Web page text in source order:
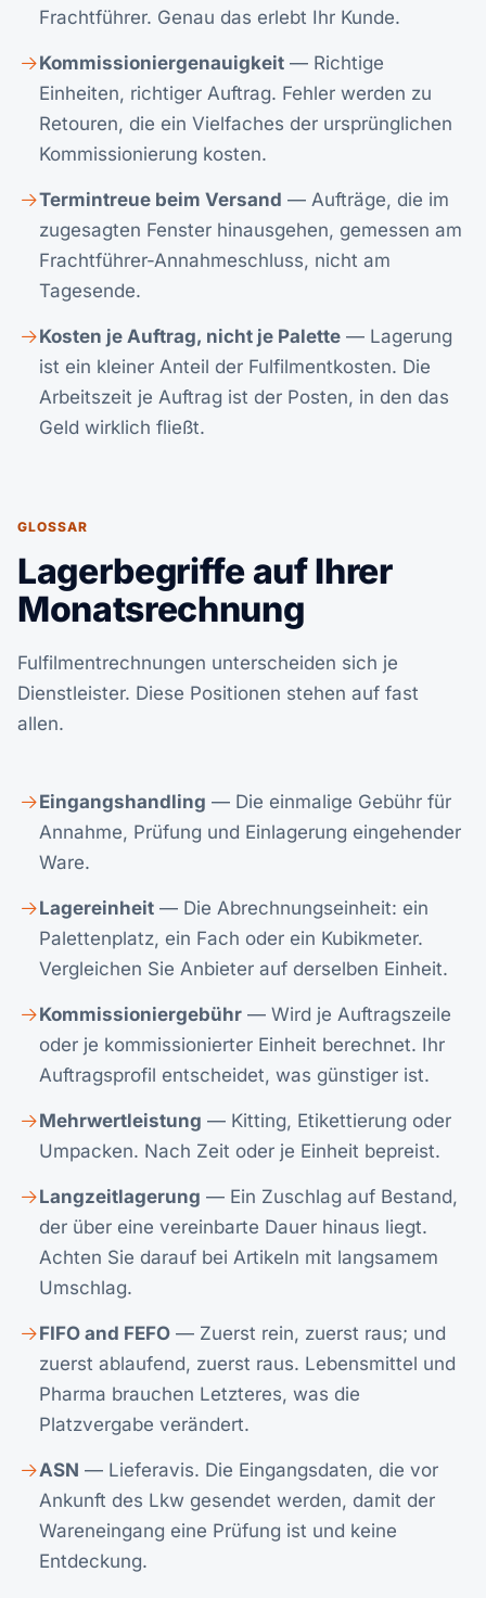
Frachtführer. Genau das erlebt Ihr Kunde.
Kommissioniergenauigkeit — Richtige
Einheiten, richtiger Auftrag. Fehler werden zu
Retouren, die ein Vielfaches der ursprünglichen
Kommissionierung kosten.
Termintreue beim Versand — Aufträge, die im
zugesagten Fenster hinausgehen, gemessen am
Frachtführer-Annahmeschluss, nicht am
Tagesende.
Kosten je Auftrag, nicht je Palette — Lagerung
ist ein kleiner Anteil der Fulfilmentkosten. Die
Arbeitszeit je Auftrag ist der Posten, in den das
Geld wirklich fließt.
GLOSSAR
Lagerbegriffe auf Ihrer
Monatsrechnung
Fulfilmentrechnungen unterscheiden sich je
Dienstleister. Diese Positionen stehen auf fast
allen.
Eingangshandling — Die einmalige Gebühr für
Annahme, Prüfung und Einlagerung eingehender
Ware.
Lagereinheit — Die Abrechnungseinheit: ein
Palettenplatz, ein Fach oder ein Kubikmeter.
Vergleichen Sie Anbieter auf derselben Einheit.
Kommissioniergebühr — Wird je Auftragszeile
oder je kommissionierter Einheit berechnet. Ihr
Auftragsprofil entscheidet, was günstiger ist.
Mehrwertleistung — Kitting, Etikettierung oder
Umpacken. Nach Zeit oder je Einheit bepreist.
Langzeitlagerung — Ein Zuschlag auf Bestand,
der über eine vereinbarte Dauer hinaus liegt.
Achten Sie darauf bei Artikeln mit langsamem
Umschlag.
FIFO and FEFO — Zuerst rein, zuerst raus; und
zuerst ablaufend, zuerst raus. Lebensmittel und
Pharma brauchen Letzteres, was die
Platzvergabe verändert.
ASN — Lieferavis. Die Eingangsdaten, die vor
Ankunft des Lkw gesendet werden, damit der
Wareneingang eine Prüfung ist und keine
Entdeckung.